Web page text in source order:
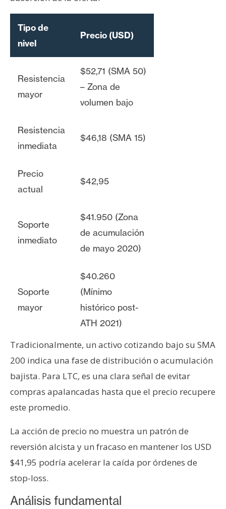
Tipo de
nivel
Precio (USD)
Resistencia
mayor
$52,71 (SMA 50)
– Zona de
volumen bajo
Resistencia
inmediata
$46,18 (SMA 15)
Precio
actual
$42,95
Soporte
inmediato
$41.950 (Zona
de acumulación
de mayo 2020)
Soporte
mayor
$40.260
(Mínimo
histórico post-
ATH 2021)
Tradicionalmente, un activo cotizando bajo su SMA
200 indica una fase de distribución o acumulación
bajista. Para LTC, es una clara señal de evitar
compras apalancadas hasta que el precio recupere
este promedio.
La acción de precio no muestra un patrón de
reversión alcista y un fracaso en mantener los USD
$41,95 podría acelerar la caída por órdenes de
stop-loss.
Análisis fundamental